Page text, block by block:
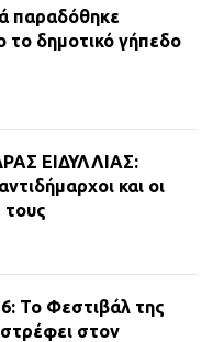
παραδόθηκε
το δημοτικό γήπεδο
ΕΙΔΥΛΛΙΑΣ:
και οι
τους
Το Φεστιβάλ της
στον